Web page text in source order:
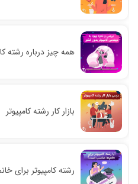
همه چیز درباره رشته
بازار کار رشته کامپیوتر
رشته کامپیوتر برای